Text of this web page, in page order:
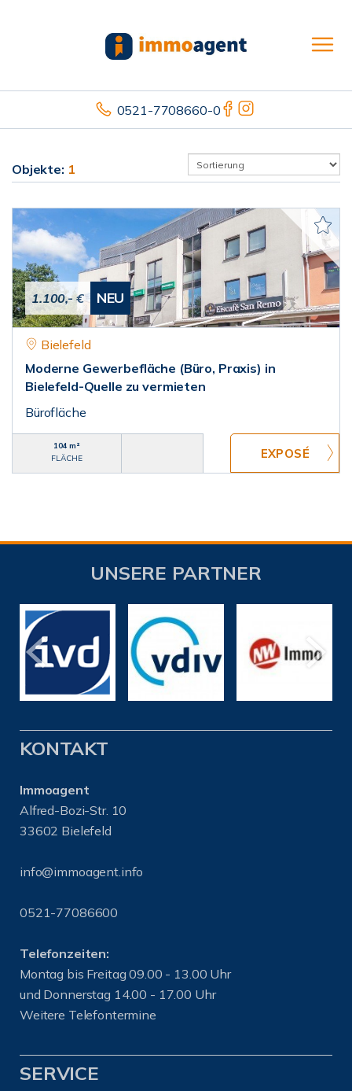
0521-7708660-0
Objekte: 1
1.100,- € NEU
Bielefeld
Moderne Gewerbefläche (Büro, Praxis) in
Bielefeld-Quelle zu vermieten
Bürofläche
104 m²
FLÄCHE
UNSERE PARTNER
KONTAKT
Immoagent
Alfred-Bozi-Str. 10
33602 Bielefeld
info@immoagent.info
0521-77086600
Telefonzeiten:
Montag bis Freitag 09.00 - 13.00 Uhr
und Donnerstag 14.00 - 17.00 Uhr
Weitere Telefontermine
SERVICE